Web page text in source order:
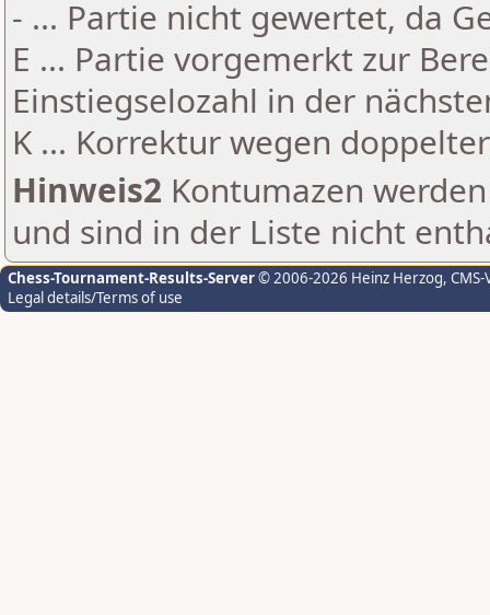
- ... Partie nicht gewertet, da
E ... Partie vorgemerkt zur
Einstiegselozahl in der
K ... Korrektur wegen
Hinweis2 Kontumazen
und sind in der Liste nicht
Chess-Tournament-Results-Server© 2006-2026 Heinz Herzog,
Legal details/Terms of use